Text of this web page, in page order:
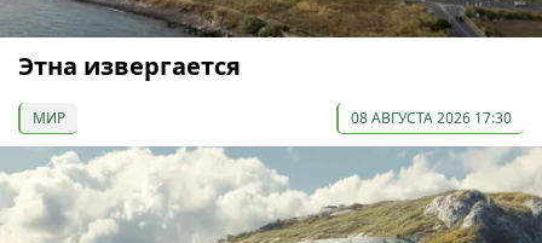
Этна извергается
МИР 08 АВГУСТА 2026 17:30